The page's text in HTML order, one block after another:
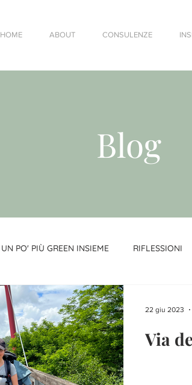
HOME ABOUT CONSULENZE
Blog
UN PO' PIÙ GREEN INSIEME RIFLESSIONI
Via
22 giu 2023